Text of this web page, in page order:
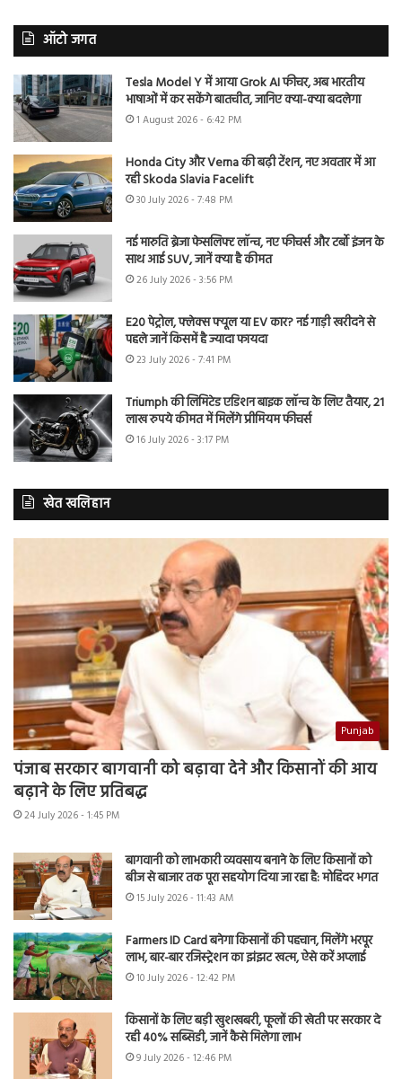
ऑटो जगत
Tesla Model Y में आया Grok AI फीचर, अब भारतीय
भाषाओं में कर सकेंगे बातचीत, जानिए क्या-क्या बदलेगा
1 August 2026 - 6:42 PM
Honda City और Verna की बढ़ी टेंशन, नए अवतार में आ
रही Skoda Slavia Facelift
30 July 2026 - 7:48 PM
नई मारुति ब्रेजा फेसलिफ्ट लॉन्च, नए फीचर्स और टर्बो इंजन के
साथ आई SUV, जानें क्या है कीमत
26 July 2026 - 3:56 PM
E20 पेट्रोल, फ्लेक्स फ्यूल या EV कार? नई गाड़ी खरीदने से
पहले जानें किसमें है ज्यादा फायदा
23 July 2026 - 7:41 PM
Triumph की लिमिटेड एडिशन बाइक लॉन्च के लिए तैयार, 21
लाख रुपये कीमत में मिलेंगे प्रीमियम फीचर्स
16 July 2026 - 3:17 PM
खेत खलिहान
Punjab
पंजाब सरकार बागवानी को बढ़ावा देने और किसानों की आय
बढ़ाने के लिए प्रतिबद्ध
24 July 2026 - 1:45 PM
बागवानी को लाभकारी व्यवसाय बनाने के लिए किसानों को
बीज से बाजार तक पूरा सहयोग दिया जा रहा है: मोहिंदर भगत
15 July 2026 - 11:43 AM
Farmers ID Card बनेगा किसानों की पहचान, मिलेंगे भरपूर
लाभ, बार-बार रजिस्ट्रेशन का झंझट खत्म, ऐसे करें अप्लाई
10 July 2026 - 12:42 PM
किसानों के लिए बड़ी खुशखबरी, फूलों की खेती पर सरकार दे
रही 40% सब्सिडी, जानें कैसे मिलेगा लाभ
9 July 2026 - 12:46 PM